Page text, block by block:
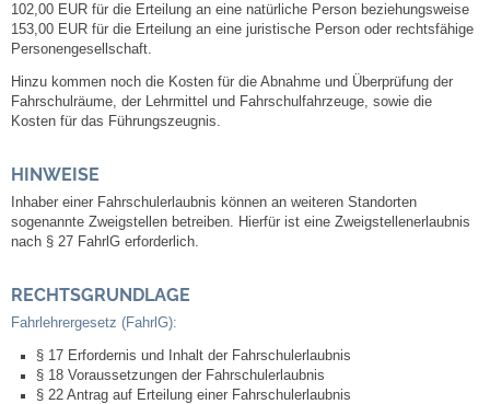
Schulturnhalle
Hallen- und Raumreservierung
Soziale Einrichtungen
Gesundheit
Freizeit
Veranstaltungen & Feste
Veranstaltungskalender
102,00 EUR für die Erteilung an eine natürliche Person beziehungsweise
153,00 EUR für die Erteilung an eine juristische Person oder rechtsfähige
Personengesellschaft.
Hinzu kommen noch die Kosten für die Abnahme und Überprüfung der
Fahrschulräume, der Lehrmittel und Fahrschulfahrzeuge, sowie die
Kosten für das Führungszeugnis.
HINWEISE
Inhaber einer Fahrschulerlaubnis können an weiteren Standorten
sogenannte Zweigstellen betreiben. Hierfür ist eine Zweigstellenerlaubnis
nach § 27 FahrlG erforderlich.
RECHTSGRUNDLAGE
Fahrlehrergesetz (FahrlG):
§ 17 Erfordernis und Inhalt der Fahrschulerlaubnis
§ 18 Voraussetzungen der Fahrschulerlaubnis
§ 22 Antrag auf Erteilung einer Fahrschulerlaubnis